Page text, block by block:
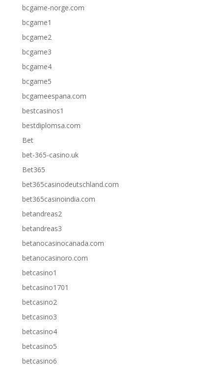
bcgame-norge.com
bcgame1
bcgame2
bcgame3
bcgame4
bcgame5
bcgameespana.com
bestcasinos1
bestdiplomsa.com
Bet
bet-365-casino.uk
Bet365
bet365casinodeutschland.com
bet365casinoindia.com
betandreas2
betandreas3
betanocasinocanada.com
betanocasinoro.com
betcasino1
betcasino1701
betcasino2
betcasino3
betcasino4
betcasino5
betcasino6